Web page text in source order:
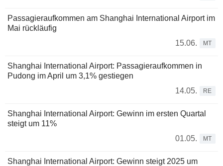
Passagieraufkommen am Shanghai International Airport im
Mai rückläufig
15.06.
MT
Shanghai International Airport: Passagieraufkommen in
Pudong im April um 3,1% gestiegen
14.05.
RE
Shanghai International Airport: Gewinn im ersten Quartal
steigt um 11%
01.05.
MT
Shanghai International Airport: Gewinn steigt 2025 um